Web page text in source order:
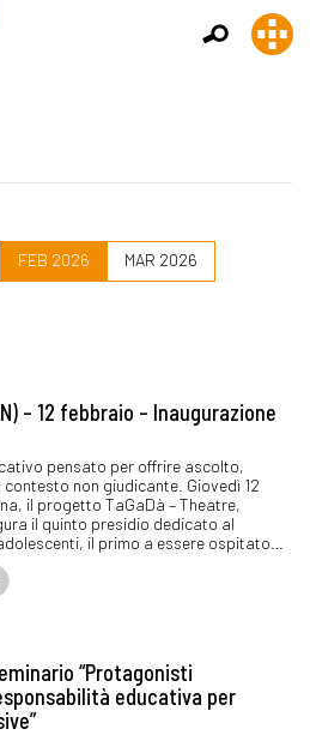
FEB 2026
MAR 2026
– 12 febbraio – Inaugurazione
pensato per offrire ascolto,
non giudicante. Giovedì 12
il progetto TaGaDà – Theatre,
il quinto presidio dedicato al
il primo a essere ospitato…
“Protagonisti
educativa per